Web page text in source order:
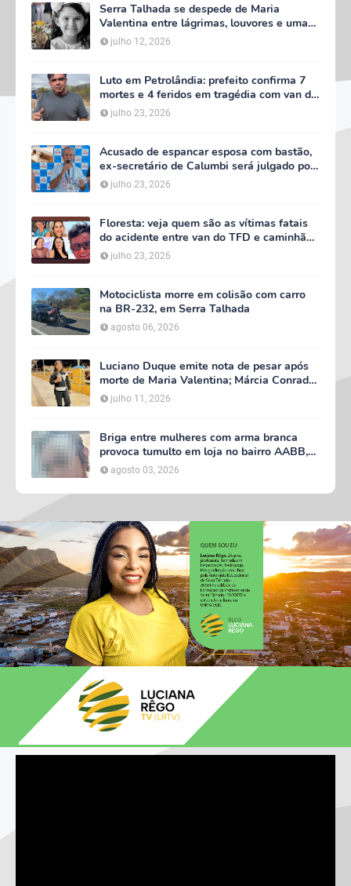
Serra Talhada se despede de Maria
Valentina entre lágrimas, louvores e uma
multidão que caminhou ao lado da família
julho 12, 2026
Luto em Petrolândia: prefeito confirma 7
mortes e 4 feridos em tragédia com van do
TFD e decreta três dias de luto oficial
julho 23, 2026
Acusado de espancar esposa com bastão,
ex-secretário de Calumbi será julgado por
tentativa de feminicídio
julho 23, 2026
Floresta: veja quem são as vítimas fatais
do acidente entre van do TFD e caminhão
na PE-360
julho 23, 2026
Motociclista morre em colisão com carro
na BR-232, em Serra Talhada
agosto 06, 2026
Luciano Duque emite nota de pesar após
morte de Maria Valentina; Márcia Conrado
decreta luto oficial de três dias em Serra
Talhada
julho 11, 2026
Briga entre mulheres com arma branca
provoca tumulto em loja no bairro AABB,
em Serra Talhada
agosto 03, 2026